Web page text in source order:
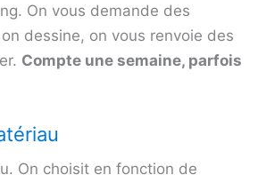
On vous demande des
dessine, on vous renvoie des
Compte une semaine, parfois
On choisit en fonction de